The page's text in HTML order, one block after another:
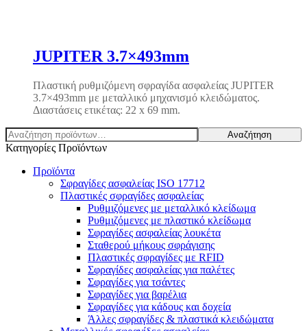
JUPITER 3.7×493mm
Πλαστική ρυθμιζόμενη σφραγίδα ασφαλείας JUPITER
3.7×493mm με μεταλλικό μηχανισμό κλειδώματος.
Διαστάσεις ετικέτας: 22 x 69 mm.
Αναζήτηση
για:
Αναζήτηση
Κατηγορίες Προϊόντων
Προϊόντα
Σφραγίδες ασφαλείας ISO 17712
Πλαστικές σφραγίδες ασφαλείας
Ρυθμιζόμενες με μεταλλικό κλείδωμα
Ρυθμιζόμενες με πλαστικό κλείδωμα
Σφραγίδες ασφαλείας λουκέτα
Σταθερού μήκους σφράγισης
Πλαστικές σφραγίδες με RFID
Σφραγίδες ασφαλείας για παλέτες
Σφραγίδες για τσάντες
Σφραγίδες για βαρέλια
Σφραγίδες για κάδους και δοχεία
Άλλες σφραγίδες & πλαστικά κλειδώματα